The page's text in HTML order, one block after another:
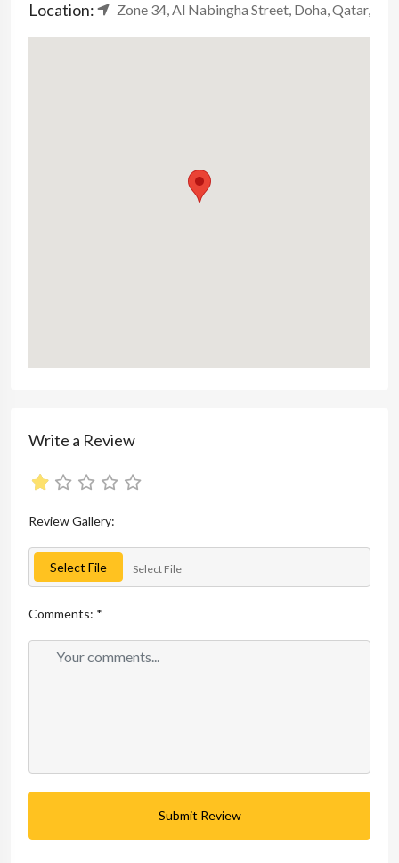
Location: Zone 34, Al Nabingha Street, Doha, Qatar,
Write a Review
Review Gallery:
Select File Select File
Comments: *
Submit Review